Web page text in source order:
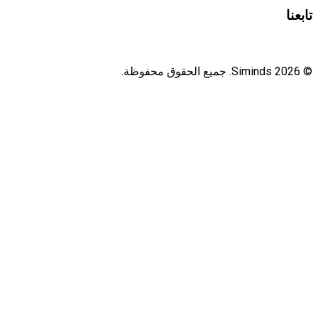
جميع الحقوق محفوظة.